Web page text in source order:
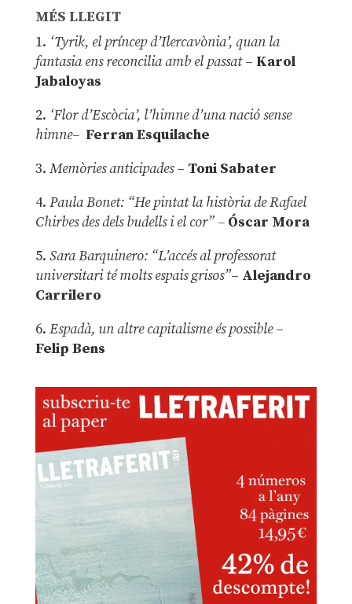
MÉS LLEGIT
1. ‘Tyrik, el príncep d’Ilercavònia’, quan la
fantasia ens reconcilia amb el passat– Karol
Jabaloyas
2. ‘Flor d’Escòcia’, l’himne d’una nació sense
himne– Ferran Esquilache
3. Memòries anticipades– Toni Sabater
4. Paula Bonet: “He pintat la història de Rafael
Chirbes des dels budells i el cor” –Óscar Mora
5. Sara Barquinero: “L’accés al professorat
universitari té molts espais grisos”– Alejandro
Carrilero
6. Espadà, un altre capitalisme és possible –
Felip Bens